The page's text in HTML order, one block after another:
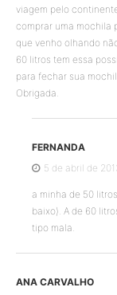
viagem pelo
comprar uma mochila
que venho olhando
60 litros tem essa
para fechar sua
Obrigada.
FERNANDA
5 de abril de
a minha de 50
baixo). A de 60
tipo mala.
ANA CARVALHO